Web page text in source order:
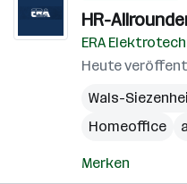
HR-
ERA
Heute
Wals-
Homeoffice
Merken